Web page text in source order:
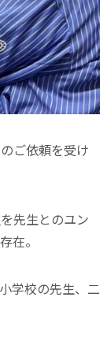
ご依頼を受け
先生とのユン
在。
学校の先生、二